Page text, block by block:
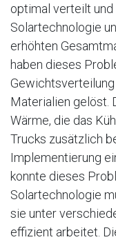
optimal verteilt
Solartechnologie
erhöhten
haben dieses
Materialien gelöst.
Wärme, die das
Trucks zusätzlich
Implementierung
konnte dieses
Solartechnologie
sie unter
effizient arbeitet.